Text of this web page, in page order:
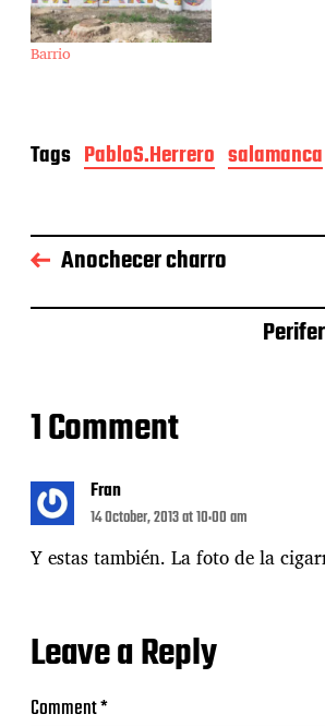
Barrio
Tags PabloS.Herrero salamanca
Anochecer charro
1 Comment
Fran
14 October, 2013 at 10:00 am
Y estas también. La foto de la
Leave a Reply
Comment*